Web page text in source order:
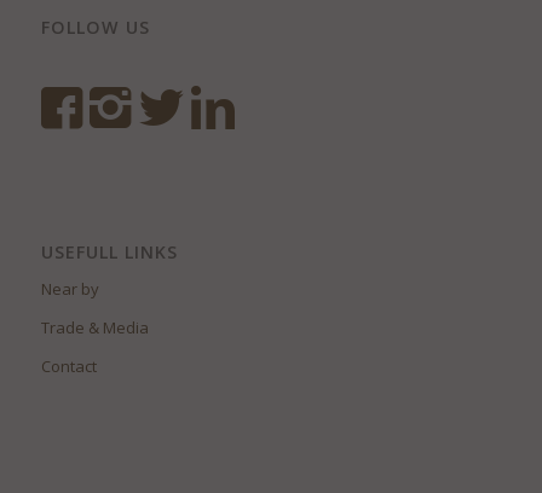
FOLLOW US
USEFULL LINKS
Near by
Trade & Media
Contact